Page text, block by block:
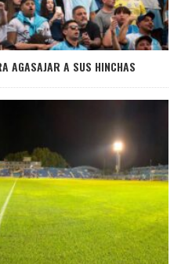
AGASAJAR A SUS HINCHAS